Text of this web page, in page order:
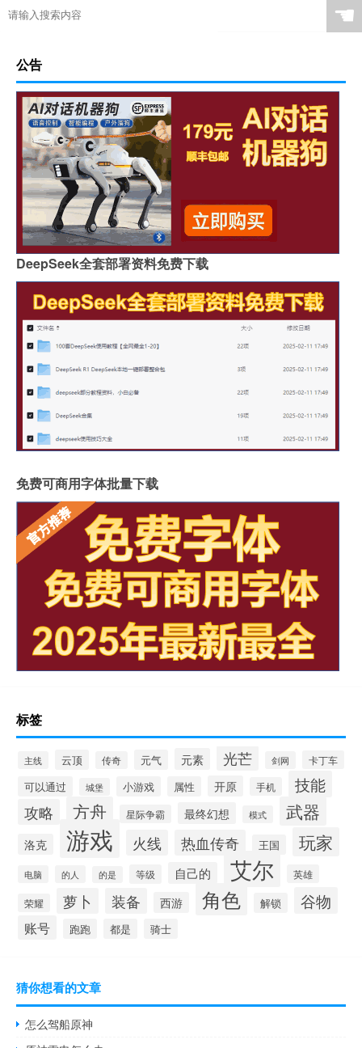
☚
公告
DeepSeek全套部署资料免费下载
免费可商用字体批量下载
标签
主线 云顶 传奇 元气 元素 光芒 剑网 卡丁车
可以通过 城堡 小游戏 属性 开原 手机 技能
攻略 方舟 星际争霸 最终幻想 模式 武器
洛克 游戏 火线 热血传奇 王国 玩家
电脑 的人 的是 等级 自己的 艾尔 英雄
荣耀 萝卜 装备 西游 角色 解锁 谷物
账号 跑跑 都是 骑士
猜你想看的文章
怎么驾船原神